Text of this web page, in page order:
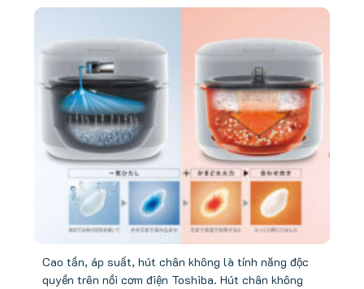
Cao tần, áp suất, hút chân không là tính năng độc
quyền trên nồi cơm điện Toshiba. Hút chân không